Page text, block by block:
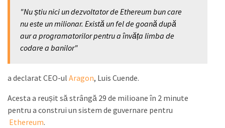
"Nu știu nici un dezvoltator de Ethereum bun care
nu este un milionar. Există un fel de goană după
aur a programatorilor pentru a învăța limba de
codare a banilor"
a declarat CEO-ul Aragon, Luis Cuende.
Acesta a reușit să strângă 29 de milioane în 2 minute
pentru a construi un sistem de guvernare pentru
Ethereum.